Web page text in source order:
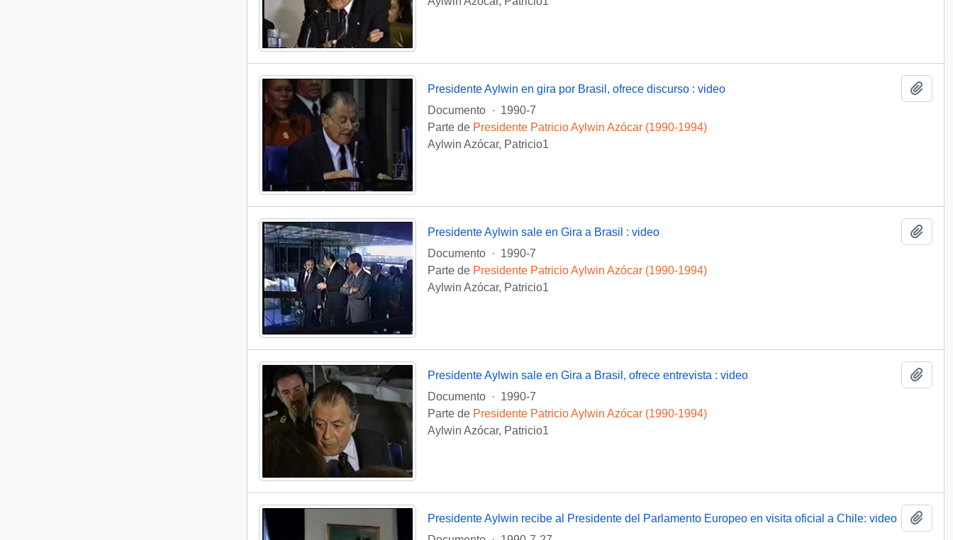
Presidente Aylwin en gira por Brasil, ofrece discurso : video
Documento
· 1990-7
Parte de Presidente Patricio Aylwin Azócar (1990-1994)
Aylwin Azócar, Patricio1
Presidente Aylwin sale en Gira a Brasil : video
Documento
· 1990-7
Parte de Presidente Patricio Aylwin Azócar (1990-1994)
Aylwin Azócar, Patricio1
Presidente Aylwin sale en Gira a Brasil, ofrece entrevista : video
Documento
· 1990-7
Parte de Presidente Patricio Aylwin Azócar (1990-1994)
Aylwin Azócar, Patricio1
Presidente Aylwin recibe al Presidente del Parlamento Europeo en visita oficial a Chile: video